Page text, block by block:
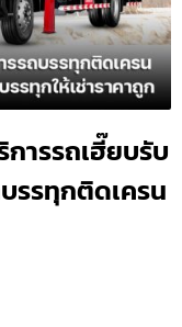
ารรถเฮี๊ยบรับ
บรรทุกติดเครน